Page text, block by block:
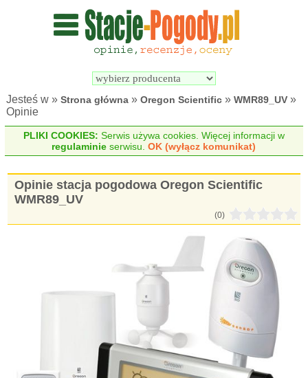
Wyszukiwarka
pogodowych
Jesteś w »Strona główna »Oregon Scientific »WMR89_UV »
Opinie
PLIKI COOKIES: Serwis używa cookies. Więcej informacji w
regulaminie serwisu.OK (wyłącz komunikat)
Opinie stacja pogodowa Oregon Scientific
WMR89_UV
(0)